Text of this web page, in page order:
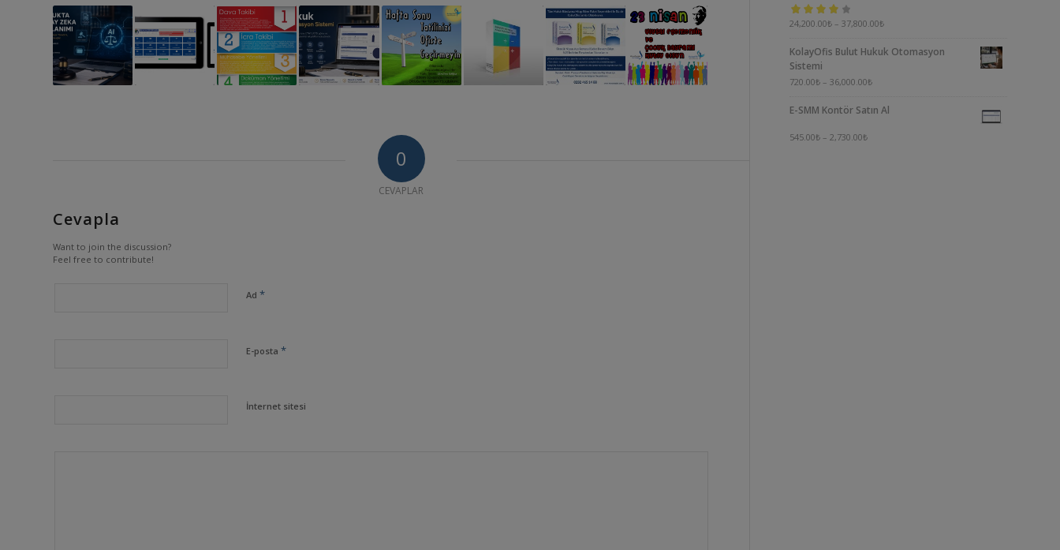
0
CEVAPLAR
Cevapla
Want to join the discussion?
Feel free to contribute!
Ad *
E-posta *
İnternet sitesi
5
4.00oy aldı
24,200.00₺ –37,800.00₺
KolayOfis Bulut Hukuk Otomasyon
Sistemi
720.00₺ –36,000.00₺
E-SMM Kontör Satın Al
545.00₺ –2,730.00₺